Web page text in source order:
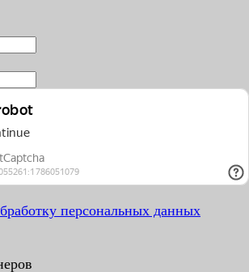
персональных данных